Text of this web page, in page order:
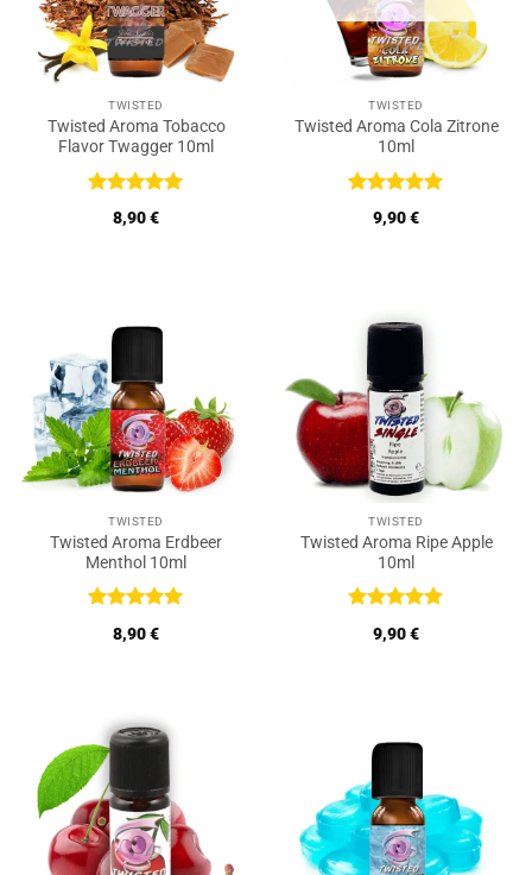
TWISTED
Twisted Aroma Tobacco
Flavor Twagger 10ml
Bewertet
mit5von
8,90€
TWISTED
Twisted Aroma Cola Zitrone
10ml
Bewertet
mit5von
9,90€
TWISTED
Twisted Aroma Erdbeer
Menthol 10ml
Bewertet
mit5von
8,90€
TWISTED
Twisted Aroma Ripe Apple
10ml
Bewertet
mit5von
9,90€